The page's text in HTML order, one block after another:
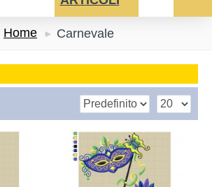
Home Carnevale